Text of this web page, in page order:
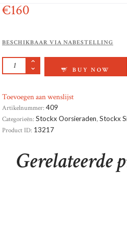
€160
BESCHIKBAAR VIA NABESTELLING
GEELGOUD CREOLEN
BUY NOW
Toevoegen aan wenslijst
Artikelnummer: 409
Categorieën: Stockx Oorsieraden,Stockx
Product ID: 13217
Gerelateerde